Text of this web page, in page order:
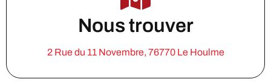
Nous trouver
2 Rue du 11 Novembre, 76770 Le Houlme